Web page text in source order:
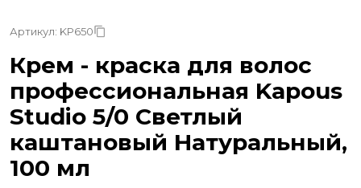
Артикул: KP650
Крем - краска для волос
профессиональная Kapous
Studio 5/0 Светлый
каштановый Натуральный,
100 мл